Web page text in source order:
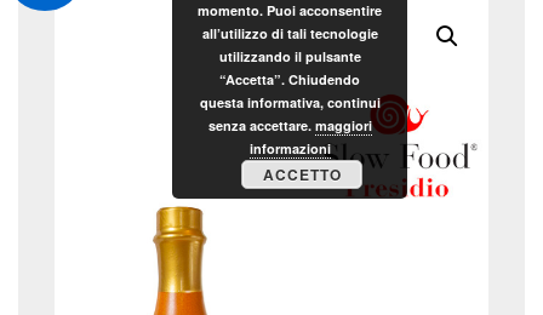
momento. Puoi acconsentire
all’utilizzo di tali tecnologie
utilizzando il pulsante
“Accetta”. Chiudendo
questa informativa, continui
senza accettare. maggiori
informazioni
ACCETTO